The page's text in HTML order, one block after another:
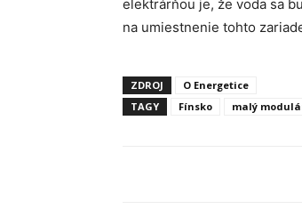
elektrárňou je, že voda sa
na umiestnenie tohto
ZDROJ
O Energetice
TAGY
Fínsko malý